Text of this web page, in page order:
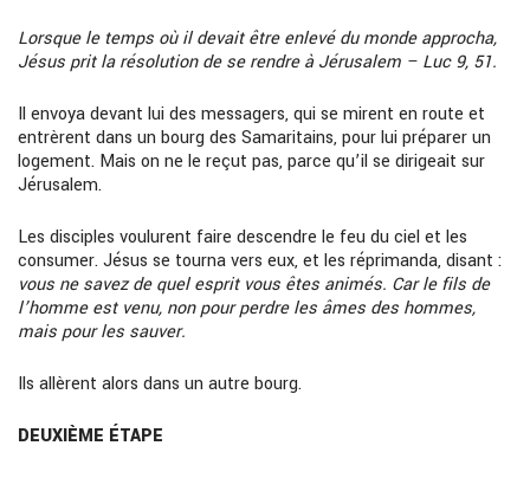
Lorsque le temps où il devait être enlevé du monde approcha,
Jésus prit la résolution de se rendre à Jérusalem – Luc 9, 51.
Il envoya devant lui des messagers, qui se mirent en route et
entrèrent dans un bourg des Samaritains, pour lui préparer un
logement. Mais on ne le reçut pas, parce qu’il se dirigeait sur
Jérusalem.
Les disciples voulurent faire descendre le feu du ciel et les
consumer. Jésus se tourna vers eux, et les réprimanda, disant :
vous ne savez de quel esprit vous êtes animés. Car le fils de
l’homme est venu, non pour perdre les âmes des hommes,
mais pour les sauver.
Ils allèrent alors dans un autre bourg.
DEUXIÈME ÉTAPE